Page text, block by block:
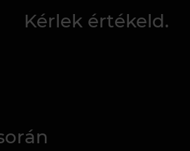
Kérlek értékeld.